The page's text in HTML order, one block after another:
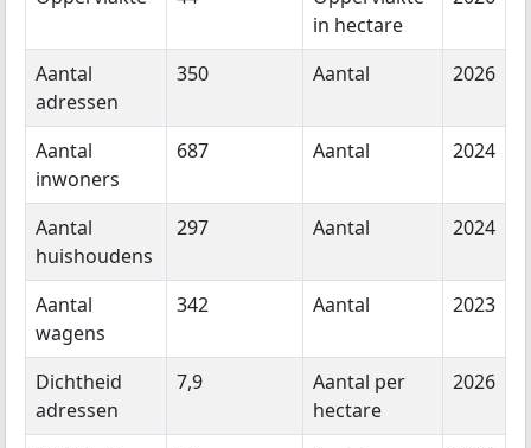
in hectare
Aantal
adressen
350 Aantal 2026
Aantal
inwoners
687 Aantal 2024
Aantal
huishoudens
297 Aantal 2024
Aantal
wagens
342 Aantal 2023
Dichtheid
adressen
7,9
Aantal per
hectare
2026